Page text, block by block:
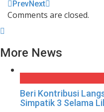
PrevNext
Comments are closed.
More News
Beri Kontribusi
Simpatik 3 Selama